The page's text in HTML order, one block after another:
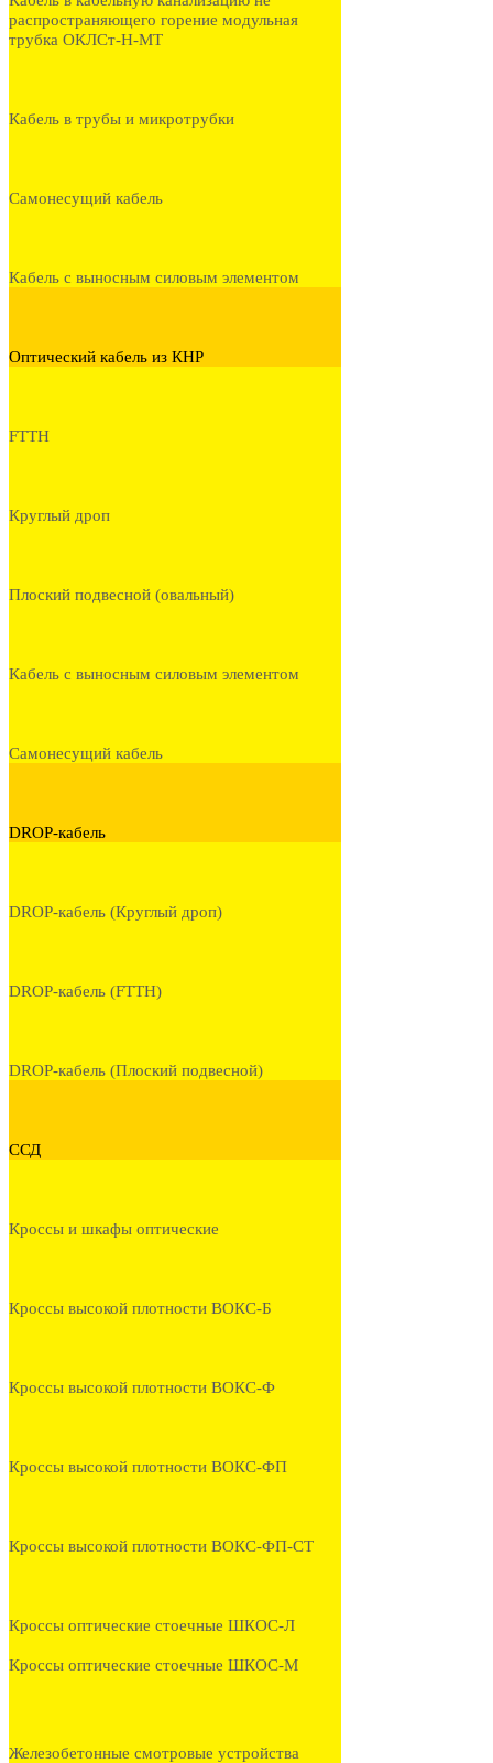
распространяющего горение модульная
трубка ОКЛСт-Н-МТ
Кабель в трубы и микротрубки
Самонесущий кабель
Кабель с выносным силовым элементом
Оптический кабель из КНР
FTTH
Круглый дроп
Плоский подвесной (овальный)
Кабель с выносным силовым элементом
Самонесущий кабель
DROP-кабель
DROP-кабель (Круглый дроп)
DROP-кабель (FTTH)
DROP-кабель (Плоский подвесной)
ССД
Кроссы и шкафы оптические
Кроссы высокой плотности ВОКС-Б
Кроссы высокой плотности ВОКС-Ф
Кроссы высокой плотности ВОКС-ФП
Кроссы высокой плотности ВОКС-ФП-СТ
Кроссы оптические стоечные ШКОС-Л
Кроссы оптические стоечные ШКОС-М
Железобетонные смотровые устройства